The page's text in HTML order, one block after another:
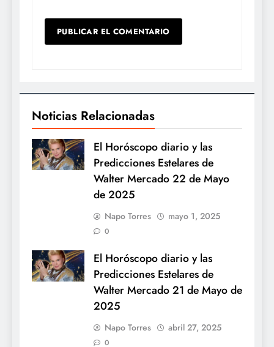
Noticias Relacionadas
El Horóscopo diario y las
Predicciones Estelares de
Walter Mercado 22 de Mayo
de 2025
Napo Torres mayo 1, 2025
0
El Horóscopo diario y las
Predicciones Estelares de
Walter Mercado 21 de Mayo de
2025
Napo Torres abril 27, 2025
0